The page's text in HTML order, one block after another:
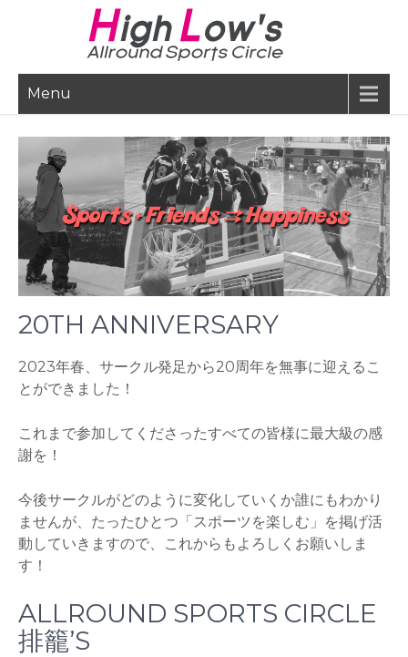
Menu
20TH ANNIVERSARY
2023年春、サークル発足から20周年を無事に迎えるこ
とができました！
これまで参加してくださったすべての皆様に最大級の感
謝を！
今後サークルがどのように変化していくか誰にもわかり
ませんが、たったひとつ「スポーツを楽しむ」を掲げ活
動していきますので、これからもよろしくお願いしま
す！
ALLROUND SPORTS CIRCLE
排籠’S